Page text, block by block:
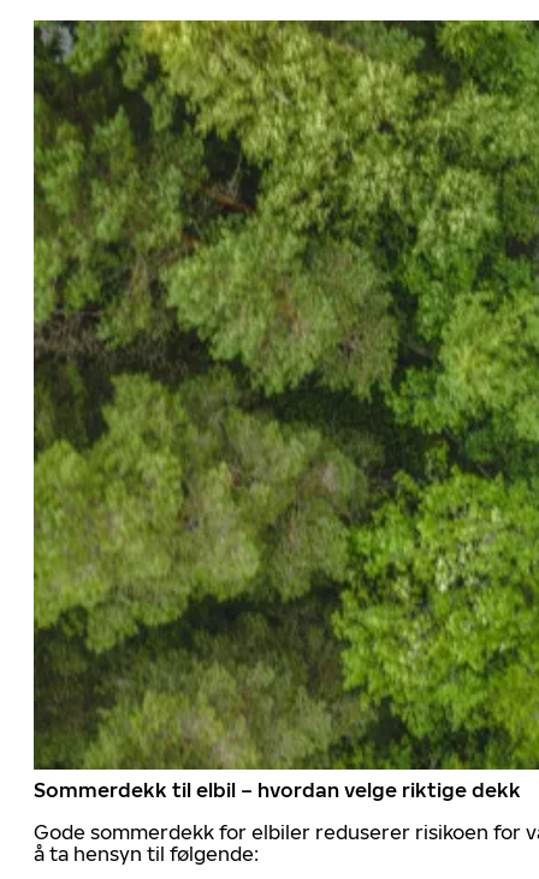
Sommerdekk til elbil – hvordan velge riktige dekk
Gode sommerdekk for elbiler reduserer risikoen for
å ta hensyn til følgende: